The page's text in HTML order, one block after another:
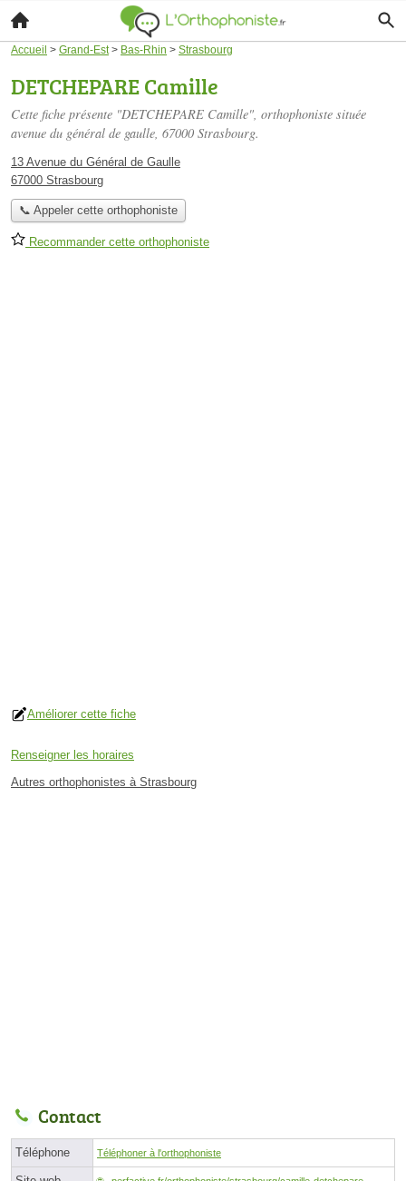
Accueil > Grand-Est> Bas-Rhin > Strasbourg
DETCHEPARE Camille
Cette fiche présente "DETCHEPARE Camille", orthophoniste située
avenue du général de gaulle, 67000 Strasbourg.
13 Avenue du Général de Gaulle
67000 Strasbourg
📞 Appeler cette orthophoniste
Recommander cette orthophoniste
Améliorer cette fiche
Renseigner les horaires
Autres orthophonistes à Strasbourg
Contact
Téléphone Téléphoner à l'orthophoniste